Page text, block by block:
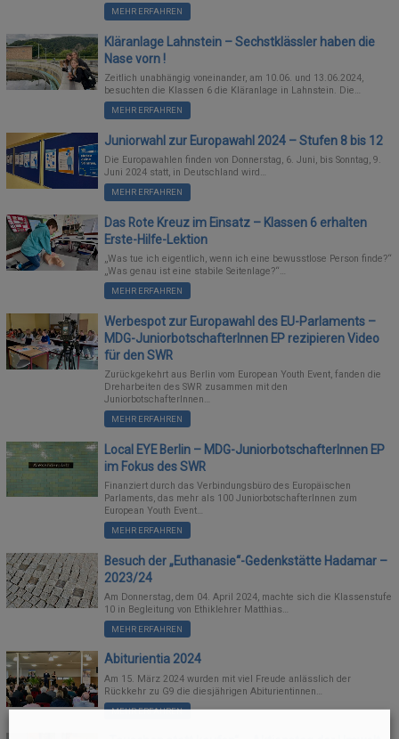
MEHR ERFAHREN
Kläranlage Lahnstein – Sechstklässler haben die
Nase vorn !
Zeitlich unabhängig voneinander, am 10.06. und 13.06.2024,
besuchten die Klassen 6 die Kläranlage in Lahnstein. Die…
MEHR ERFAHREN
Juniorwahl zur Europawahl 2024 – Stufen 8 bis 12
Die Europawahlen finden von Donnerstag, 6. Juni, bis Sonntag, 9.
Juni 2024 statt, in Deutschland wird…
MEHR ERFAHREN
Das Rote Kreuz im Einsatz – Klassen 6 erhalten
Erste-Hilfe-Lektion
„Was tue ich eigentlich, wenn ich eine bewusstlose Person finde?“
„Was genau ist eine stabile Seitenlage?“…
MEHR ERFAHREN
Werbespot zur Europawahl des EU-Parlaments –
MDG-JuniorbotschafterInnen EP rezipieren Video
für den SWR
Zurückgekehrt aus Berlin vom European Youth Event, fanden die
Dreharbeiten des SWR zusammen mit den
JuniorbotschafterInnen…
MEHR ERFAHREN
Local EYE Berlin – MDG-JuniorbotschafterInnen EP
im Fokus des SWR
Finanziert durch das Verbindungsbüro des Europäischen
Parlaments, das mehr als 100 JuniorbotschafterInnen zum
European Youth Event…
MEHR ERFAHREN
Besuch der „Euthanasie“-Gedenkstätte Hadamar –
2023/24
Am Donnerstag, dem 04. April 2024, machte sich die Klassenstufe
10 in Begleitung von Ethiklehrer Matthias…
MEHR ERFAHREN
Abiturientia 2024
Am 15. März 2024 wurden mit viel Freude anlässlich der
Rückkehr zu G9 die diesjährigen Abiturientinnen…
MEHR ERFAHREN